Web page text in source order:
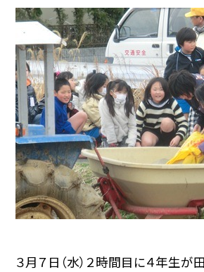
３月７日（水）２時間目に４年生が